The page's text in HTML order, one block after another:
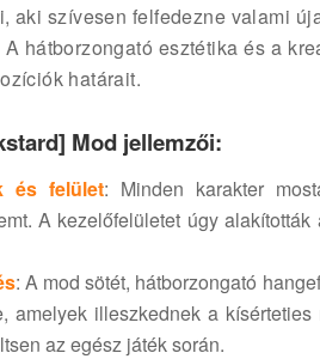
aki szívesen felfedezne valami
hátborzongató esztétika és a
határait.
Mod jellemzői:
és felület: Minden karakter
A kezelőfelületet úgy
: A mod sötét, hátborzongató
amelyek illeszkednek a
az egész játék során.